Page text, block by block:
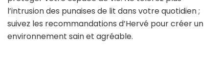
l’intrusion des punaises de lit dans votre quotidien ;
suivez les recommandations d’Hervé pour créer un
environnement sain et agréable.